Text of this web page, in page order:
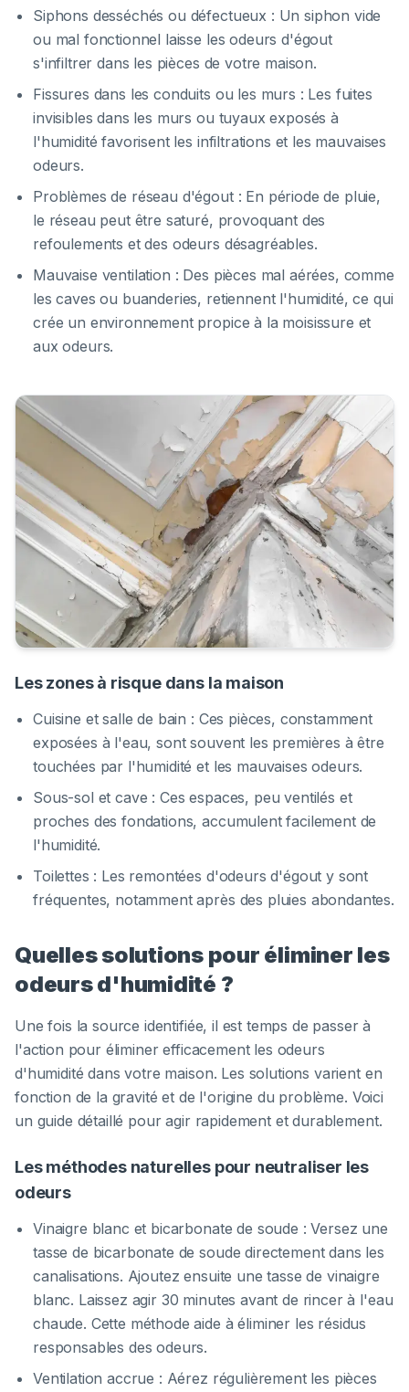
Siphons desséchés ou défectueux : Un siphon vide
ou mal fonctionnel laisse les odeurs d'égout
s'infiltrer dans les pièces de votre maison.
Fissures dans les conduits ou les murs : Les fuites
invisibles dans les murs ou tuyaux exposés à
l'humidité favorisent les infiltrations et les mauvaises
odeurs.
Problèmes de réseau d'égout : En période de pluie,
le réseau peut être saturé, provoquant des
refoulements et des odeurs désagréables.
Mauvaise ventilation : Des pièces mal aérées, comme
les caves ou buanderies, retiennent l'humidité, ce qui
crée un environnement propice à la moisissure et
aux odeurs.
Les zones à risque dans la maison
Cuisine et salle de bain : Ces pièces, constamment
exposées à l'eau, sont souvent les premières à être
touchées par l'humidité et les mauvaises odeurs.
Sous-sol et cave : Ces espaces, peu ventilés et
proches des fondations, accumulent facilement de
l'humidité.
Toilettes : Les remontées d'odeurs d'égout y sont
fréquentes, notamment après des pluies abondantes.
Quelles solutions pour éliminer les
odeurs d'humidité ?
Une fois la source identifiée, il est temps de passer à
l'action pour éliminer efficacement les odeurs
d'humidité dans votre maison. Les solutions varient en
fonction de la gravité et de l'origine du problème. Voici
un guide détaillé pour agir rapidement et durablement.
Les méthodes naturelles pour neutraliser les
odeurs
Vinaigre blanc et bicarbonate de soude : Versez une
tasse de bicarbonate de soude directement dans les
canalisations. Ajoutez ensuite une tasse de vinaigre
blanc. Laissez agir 30 minutes avant de rincer à l'eau
chaude. Cette méthode aide à éliminer les résidus
responsables des odeurs.
Ventilation accrue : Aérez régulièrement les pièces